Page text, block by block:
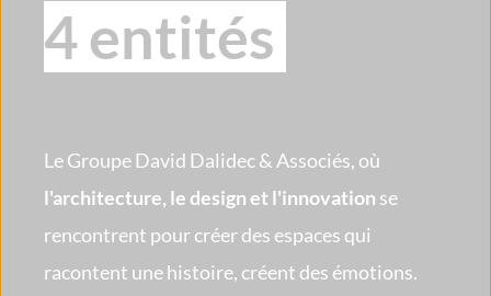
4 entités
l'architecture, le design et l'innovation se
rencontrent pour créer des espaces qui
racontent une histoire, créent des émotions.